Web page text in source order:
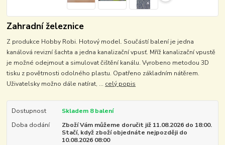
Zahradní železnice
Z produkce Hobby Robi. Hotový model. Součástí balení je jedna
kanálová revizní šachta a jedna kanalizační vpusť. Mříž kanalizační vpustě
je možné odejmout a simulovat čištění kanálu. Vyrobeno metodou 3D
tisku z povětrnosti odolného plastu. Opatřeno základním nátěrem.
Uživatelsky možno dále natírat, ... celý popis
Dostupnost
Skladem 8 balení
Doba dodání
Zboží Vám můžeme doručit již 11.08.2026 do 18:00.
Stačí, když zboží objednáte nejpozději do
10.08.2026 08:00